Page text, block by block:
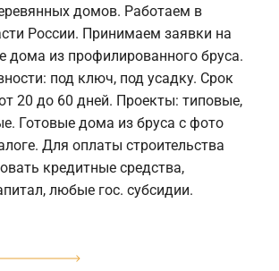
домов. Работаем в
России. Принимаем заявки на
дома из профилированного бруса.
под ключ, под усадку. Срок
20 до 60 дней. Проекты: типовые,
Готовые дома из бруса с фото
Для оплаты строительства
кредитные средства,
любые гос. субсидии.